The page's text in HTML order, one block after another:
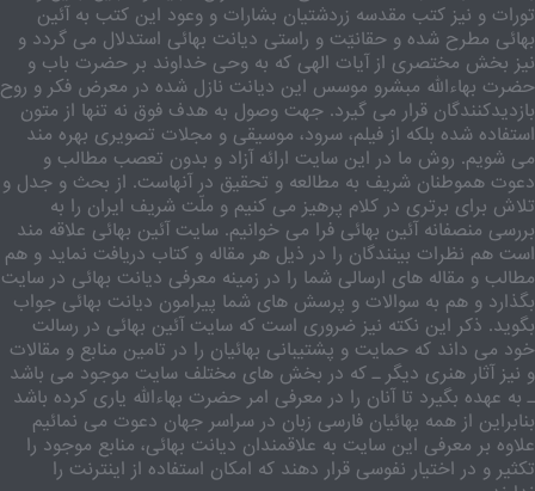
تورات و نیز کتب مقدسه زردشتیان بشارات و وعود این کتب به آئین
بهائی مطرح شده و حقانیّت و راستی دیانت بهائی استدلال می گردد و
نیز بخش مختصری از آیات الهی که به وحی خداوند بر حضرت باب و
حضرت بهاءالله مبشرو موسس این دیانت نازل شده در معرض فکر و روح
بازدیدکنندگان قرار می گیرد. جهت وصول به هدف فوق نه تنها از متون
استفاده شده بلکه از فیلم، سرود، موسیقی و مجلات تصویری بهره مند
می شویم. روش ما در این سایت ارائه آزاد و بدون تعصب مطالب و
دعوت هموطنان شریف به مطالعه و تحقیق در آنهاست. از بحث و جدل و
تلاش برای برتری در کلام پرهیز می کنیم و ملّت شریف ایران را به
بررسی منصفانه آئین بهائی فرا می خوانیم. سایت آئین بهائی علاقه مند
است هم نظرات بینندگان را در ذیل هر مقاله و کتاب دریافت نماید و هم
مطالب و مقاله های ارسالی شما را در زمینه معرفی دیانت بهائی در سایت
بگذارد و هم به سوالات و پرسش های شما پیرامون دیانت بهائی جواب
بگوید. ذکر این نکته نیز ضروری است که سایت آئین بهائی در رسالت
خود می داند که حمایت و پشتیبانی بهائیان را در تامین منابع و مقالات
و نیز آثار هنری دیگر ـ که در بخش های مختلف سایت موجود می باشد
ـ به عهده بگیرد تا آنان را در معرفی امر حضرت بهاءالله یاری کرده باشد
بنابراین از همه بهائیان فارسی زبان در سراسر جهان دعوت می نمائیم
علاوه بر معرفی این سایت به علاقمندان دیانت بهائی، منابع موجود را
تکثیر و در اختیار نفوسی قرار دهند که امکان استفاده از اینترنت را